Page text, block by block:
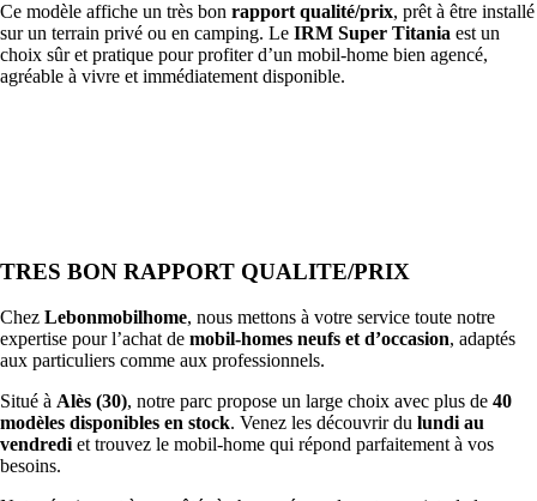
Ce modèle affiche un très bon rapport qualité/prix, prêt à être installé
sur un terrain privé ou en camping. Le IRM Super Titania est un
choix sûr et pratique pour profiter d’un mobil-home bien agencé,
agréable à vivre et immédiatement disponible.
TRES BON RAPPORT QUALITE/PRIX
Chez Lebonmobilhome, nous mettons à votre service toute notre
expertise pour l’achat de mobil-homes neufs et d’occasion, adaptés
aux particuliers comme aux professionnels.
Situé à Alès (30), notre parc propose un large choix avec plus de 40
modèles disponibles en stock. Venez les découvrir du lundi au
vendredi et trouvez le mobil-home qui répond parfaitement à vos
besoins.